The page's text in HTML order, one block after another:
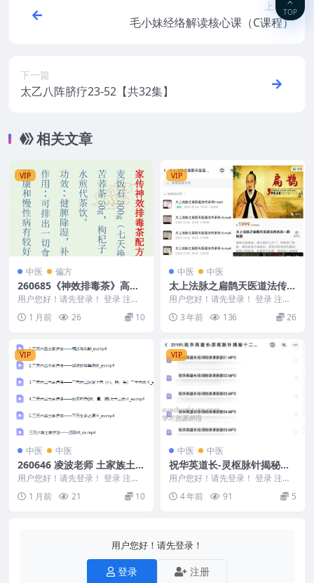
上一篇
毛小妹经络解读核心课（C课程）
下一篇
太乙八阵脐疗23-52【共32集】
相关文章
VIP
中医 偏方
260685《神效排毒茶》高价2
99元众筹
用户您好！请先登录！ 登录 注册
《神效排毒茶》高价299元众筹 26
0685 ...
1 月前 26 10
VIP
中医 中医
太上法脉之扁鹊天医道法传承
班 圆融篇 张林峰 7集视频 原
价1999元
用户您好！请先登录！ 登录 注册
张林峰 太上法脉之扁鹊天医道法
传承班 圆融篇 ...
3 年前 136 26
VIP
中医 中医
260646 凌波老师 土家族土医
疗法7集
用户您好！请先登录！ 登录 注册
凌波老师 土家族土医疗法7集 260
646 新...
1 月前 21 10
VIP
中医 中医
祝华英道长-灵枢脉针揭秘十
二经脉的秘密31录音文件合
集
用户您好！请先登录！ 登录 注册
祝华英道长-灵枢脉针揭秘十二经
脉的秘密 编号：...
4 年前 91 5
用户您好！请先登录！
登录 注册
TOP